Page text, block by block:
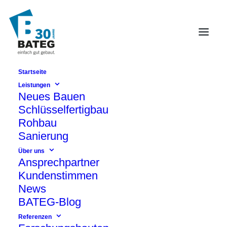
Startseite
Leistungen
Neues Bauen
Schlüsselfertigbau
Rohbau
Sanierung
Über uns
Ansprechpartner
Kundenstimmen
News
BATEG-Blog
Referenzen
Domicil-
Seniorenpflegeheim am
Schloss
Berlin-Lichtenberg